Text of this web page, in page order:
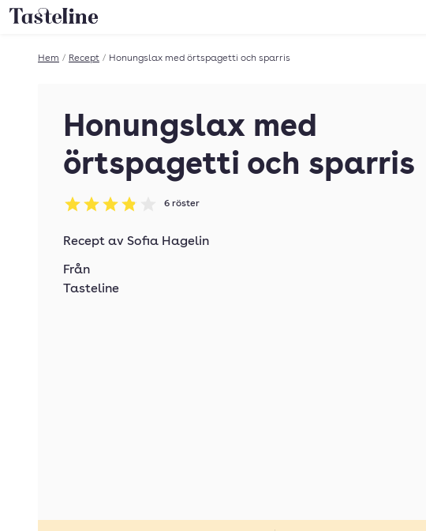
Till Tastelines startsida
Hem / Recept / Honungslax med örtspagetti och sparris
Honungslax med
örtspagetti och sparris
Betyg: 3.83 av 5
6 röster
Recept av Sofia Hagelin
Från
Tasteline